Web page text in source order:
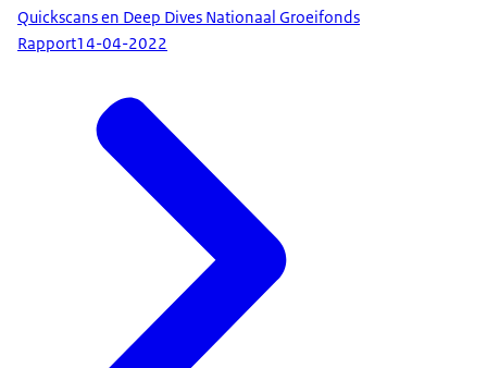
Quickscans en Deep Dives Nationaal Groeifonds
Rapport14-04-2022